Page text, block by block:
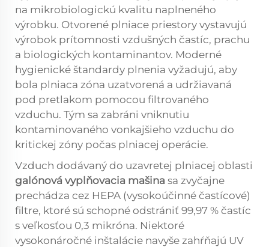
na mikrobiologickú kvalitu naplneného
výrobku. Otvorené plniace priestory vystavujú
výrobok prítomnosti vzdušných častíc, prachu
a biologických kontaminantov. Moderné
hygienické štandardy plnenia vyžadujú, aby
bola plniaca zóna uzatvorená a udržiavaná
pod pretlakom pomocou filtrovaného
vzduchu. Tým sa zabráni vniknutiu
kontaminovaného vonkajšieho vzduchu do
kritickej zóny počas plniacej operácie.
Vzduch dodávaný do uzavretej plniacej oblasti
galónová vyplňovacia mašina sa zvyčajne
prechádza cez HEPA (vysokoúčinné častícové)
filtre, ktoré sú schopné odstrániť 99,97 % častíc
s veľkosťou 0,3 mikróna. Niektoré
vysokonáročné inštalácie navyše zahŕňajú UV